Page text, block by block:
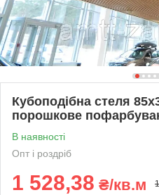
Кубоподібна стеля
порошкове
В наявності
Опт і роздріб
1 528,38 ₴/кв.м